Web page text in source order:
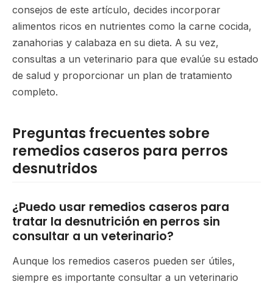
consejos de este artículo, decides incorporar
alimentos ricos en nutrientes como la carne cocida,
zanahorias y calabaza en su dieta. A su vez,
consultas a un veterinario para que evalúe su estado
de salud y proporcionar un plan de tratamiento
completo.
Preguntas frecuentes sobre
remedios caseros para perros
desnutridos
¿Puedo usar remedios caseros para
tratar la desnutrición en perros sin
consultar a un veterinario?
Aunque los remedios caseros pueden ser útiles,
siempre es importante consultar a un veterinario